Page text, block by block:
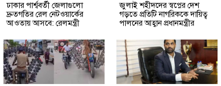
ঢাকার পার্শ্ববর্তী জেলাগুলো
দ্রুতগতির রেল নেটওয়ার্কের
আওতায় আসবে: রেলমন্ত্রী
জুলাই শহীদদের স্বপ্নের দেশ
গড়তে প্রতিটি নাগরিককে দায়িত্ব
পালনের আহ্বান প্রধানমন্ত্রীর